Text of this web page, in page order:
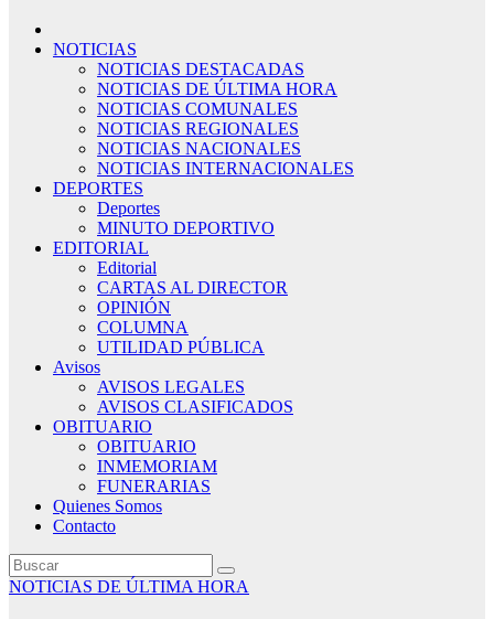
NOTICIAS
NOTICIAS DESTACADAS
NOTICIAS DE ÚLTIMA HORA
NOTICIAS COMUNALES
NOTICIAS REGIONALES
NOTICIAS NACIONALES
NOTICIAS INTERNACIONALES
DEPORTES
Deportes
MINUTO DEPORTIVO
EDITORIAL
Editorial
CARTAS AL DIRECTOR
OPINIÓN
COLUMNA
UTILIDAD PÚBLICA
Avisos
AVISOS LEGALES
AVISOS CLASIFICADOS
OBITUARIO
OBITUARIO
INMEMORIAM
FUNERARIAS
Quienes Somos
Contacto
NOTICIAS DE ÚLTIMA HORA